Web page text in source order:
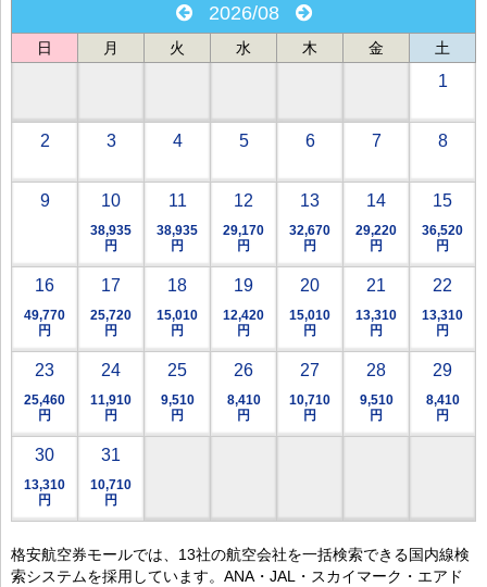
2026/08
日 月 火 水 木 金 土
1
2 3 4 5 6 7 8
9 10
38,935
円
11
38,935
円
12
29,170
円
13
32,670
円
14
29,220
円
15
36,520
円
16
49,770
円
17
25,720
円
18
15,010
円
19
12,420
円
20
15,010
円
21
13,310
円
22
13,310
円
23
25,460
円
24
11,910
円
25
9,510
円
26
8,410
円
27
10,710
円
28
9,510
円
29
8,410
円
30
13,310
円
31
10,710
円
格安航空券モールでは、13社の航空会社を一括検索できる国内線検
索システムを採用しています。ANA・JAL・スカイマーク・エアド